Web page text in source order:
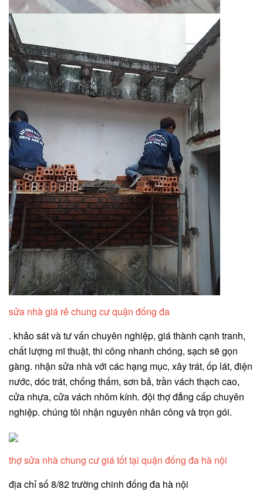
sửa nhà giá rẻ chung cư quận đống đa
. khảo sát và tư vấn chuyên nghiệp, giá thành cạnh tranh,
chất lượng mĩ thuật, thi công nhanh chóng, sạch sẽ gọn
gàng. nhận sửa nhà với các hạng mục, xây trát, ốp lát, điện
nước, dóc trát, chống thấm, sơn bả, trần vách thạch cao,
cửa nhựa, cửa vách nhôm kính. đội thợ đẳng cấp chuyên
nghiệp. chúng tôi nhận nguyên nhân công và trọn gói.
thợ sửa nhà chung cư giá tốt tại quận đống đa hà nội
địa chỉ số 8/82 trường chinh đống đa hà nội